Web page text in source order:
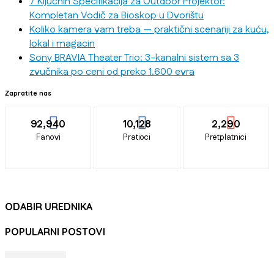
Kompletan Vodič za Bioskop u Dvorištu
Koliko kamera vam treba — praktični scenariji za kuću,
lokal i magacin
Sony BRAVIA Theater Trio: 3-kanalni sistem sa 3
zvučnika po ceni od preko 1.600 evra
Zapratite nas
92,940
Fanovi
10,128
Pratioci
2,290
Pretplatnici
ODABIR UREDNIKA
POPULARNI POSTOVI